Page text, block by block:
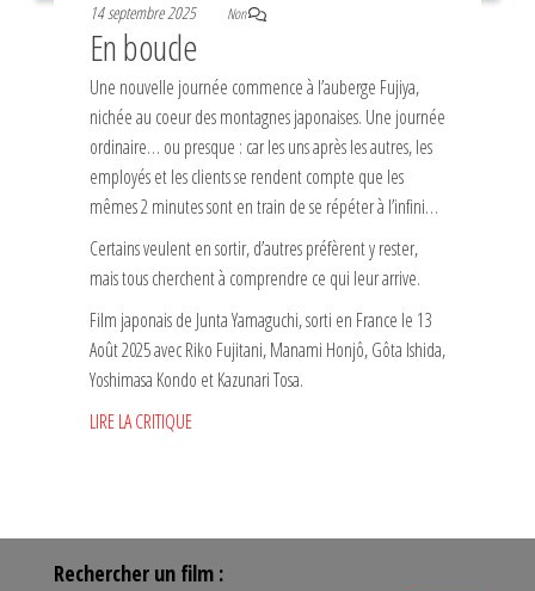
14 septembre 2025
Non
En boucle
Une nouvelle journée commence à l’auberge Fujiya,
nichée au coeur des montagnes japonaises. Une journée
ordinaire… ou presque : car les uns après les autres, les
employés et les clients se rendent compte que les
mêmes 2 minutes sont en train de se répéter à l’infini…
Certains veulent en sortir, d’autres préfèrent y rester,
mais tous cherchent à comprendre ce qui leur arrive.
Film japonais de Junta Yamaguchi, sorti en France le 13
Août 2025 avec Riko Fujitani, Manami Honjô, Gôta Ishida,
Yoshimasa Kondo et Kazunari Tosa.
LIRE LA CRITIQUE
Rechercher un film :